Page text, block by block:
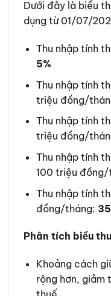
Dưới đây là biểu
dụng từ 01/07/
Thu nhập tính
5%
Thu nhập tính
triệu đồng/
Thu nhập tính
triệu đồng/
Thu nhập tính
100 triệu đồng/
Thu nhập tính
đồng/tháng:
Phân tích biểu
Khoảng cách
rộng hơn, giảm